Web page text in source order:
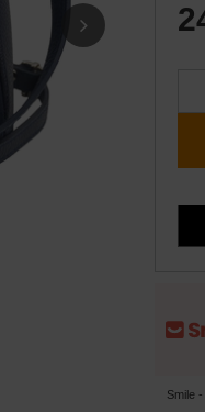
Smile